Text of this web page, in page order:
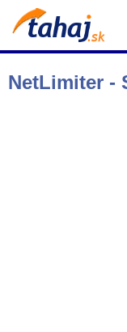
NetLimiter -